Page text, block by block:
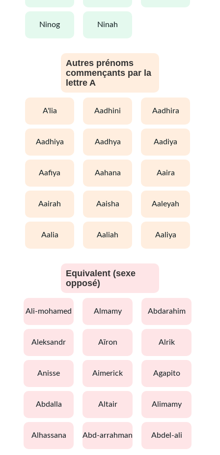
ninog ninah
Autres prénoms
commençants par la
lettre A
a'lia aadhini aadhira
aadhiya aadhya aadiya
aafiya aahana aaira
aairah aaisha aaleyah
aalia aaliah aaliya
Equivalent (sexe
opposé)
ali-mohamed almamy abdarahim
aleksandr aïron alrik
anisse aimerick agapito
abdalla altair alimamy
alhassana abd-arrahman abdel-ali